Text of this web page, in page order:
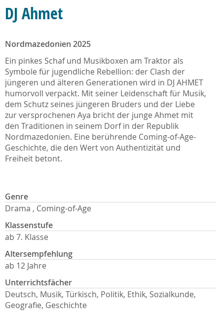
DJ Ahmet
Nordmazedonien 2025
Ein pinkes Schaf und Musikboxen am Traktor als
Symbole für jugendliche Rebellion: der Clash der
jüngeren und älteren Generationen wird in DJ AHMET
humorvoll verpackt. Mit seiner Leidenschaft für Musik,
dem Schutz seines jüngeren Bruders und der Liebe
zur versprochenen Aya bricht der junge Ahmet mit
den Traditionen in seinem Dorf in der Republik
Nordmazedonien. Eine berührende Coming-of-Age-
Geschichte, die den Wert von Authentizität und
Freiheit betont.
Genre
Drama , Coming-of-Age
Klassenstufe
ab 7. Klasse
Altersempfehlung
ab 12 Jahre
Unterrichtsfächer
Deutsch, Musik, Türkisch, Politik, Ethik, Sozialkunde,
Geografie, Geschichte